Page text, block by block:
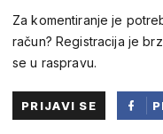
Za komentiranje je
račun? Registracija je
se u raspravu.
PRIJAVI SE